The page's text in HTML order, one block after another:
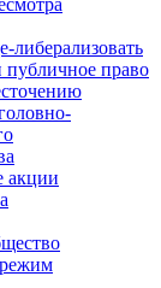
либерализовать
право
акции